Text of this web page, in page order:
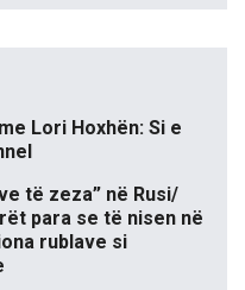
Lori Hoxhën: Si e
të zeza” në Rusi/
para se të nisen në
rublave si